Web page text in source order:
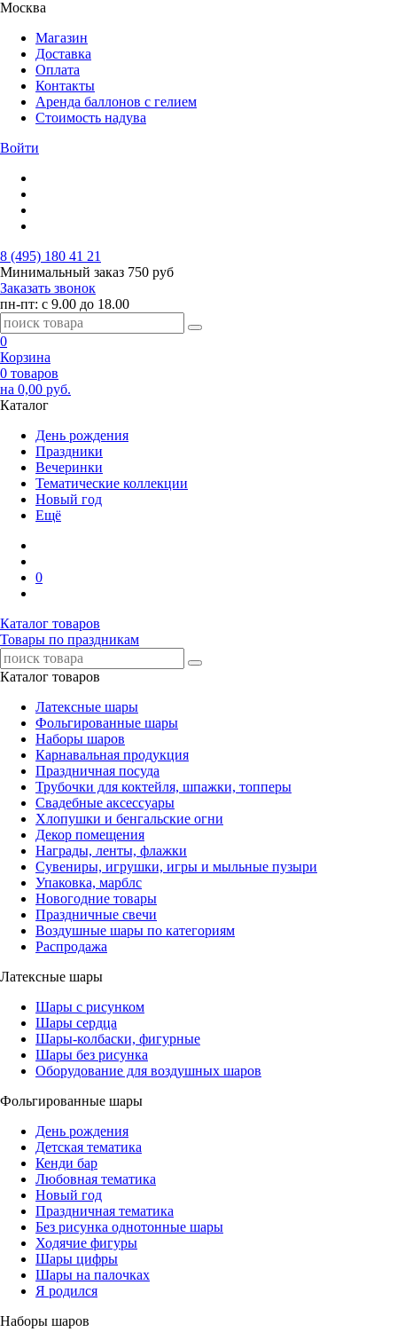
Москва
Магазин
Доставка
Оплата
Контакты
Аренда баллонов с гелием
Стоимость надува
Войти
8 (495) 180 41 21
Минимальный заказ 750 руб
Заказать звонок
пн-пт: с 9.00 до 18.00
0
Корзина
0 товаров
на 0,00 руб.
Каталог
День рождения
Праздники
Вечеринки
Тематические коллекции
Новый год
Ещё
0
Каталог товаров
Товары по праздникам
Каталог товаров
Латексные шары
Фольгированные шары
Наборы шаров
Карнавальная продукция
Праздничная посуда
Трубочки для коктейля, шпажки, топперы
Свадебные аксессуары
Хлопушки и бенгальские огни
Декор помещения
Награды, ленты, флажки
Сувениры, игрушки, игры и мыльные пузыри
Упаковка, марблс
Новогодние товары
Праздничные свечи
Воздушные шары по категориям
Распродажа
Латексные шары
Шары с рисунком
Шары сердца
Шары-колбаски, фигурные
Шары без рисунка
Оборудование для воздушных шаров
Фольгированные шары
День рождения
Детская тематика
Кенди бар
Любовная тематика
Новый год
Праздничная тематика
Без рисунка однотонные шары
Ходячие фигуры
Шары цифры
Шары на палочках
Я родился
Наборы шаров